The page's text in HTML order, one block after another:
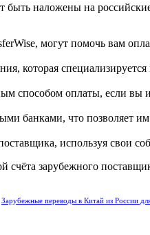
быть наложены на
могут помочь вам
которая
способом оплаты, если вы
банками, что позволяет
используя свои
счёта зарубежного
Зарубежные переводы в Китай из России